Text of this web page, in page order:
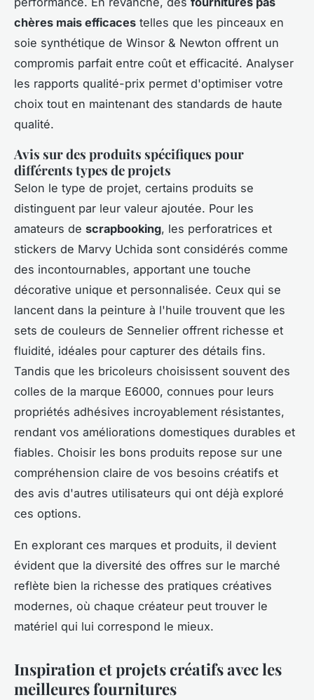
chères mais efficaces telles que les pinceaux en
soie synthétique de Winsor & Newton offrent un
compromis parfait entre coût et efficacité. Analyser
les rapports qualité-prix permet d'optimiser votre
choix tout en maintenant des standards de haute
qualité.
Avis sur des produits spécifiques pour
différents types de projets
Selon le type de projet, certains produits se
distinguent par leur valeur ajoutée. Pour les
amateurs de scrapbooking, les perforatrices et
stickers de Marvy Uchida sont considérés comme
des incontournables, apportant une touche
décorative unique et personnalisée. Ceux qui se
lancent dans la peinture à l'huile trouvent que les
sets de couleurs de Sennelier offrent richesse et
fluidité, idéales pour capturer des détails fins.
Tandis que les bricoleurs choisissent souvent des
colles de la marque E6000, connues pour leurs
propriétés adhésives incroyablement résistantes,
rendant vos améliorations domestiques durables et
fiables. Choisir les bons produits repose sur une
compréhension claire de vos besoins créatifs et
des avis d'autres utilisateurs qui ont déjà exploré
ces options.
En explorant ces marques et produits, il devient
évident que la diversité des offres sur le marché
reflète bien la richesse des pratiques créatives
modernes, où chaque créateur peut trouver le
matériel qui lui correspond le mieux.
Inspiration et projets créatifs avec les
meilleures fournitures